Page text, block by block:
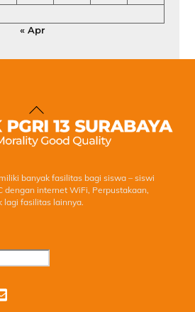
« Apr
Back
To
Top
banyak fasilitas bagi siswa – siswi
dengan internet WiFi, Perpustakaan,
lagi fasilitas lainnya.